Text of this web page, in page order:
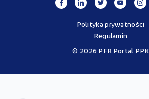
© 2026 PFR Portal PPK
Polityka prywatności
Regulamin